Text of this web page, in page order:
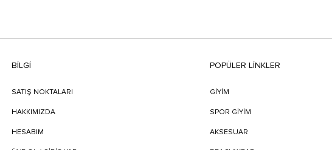
BILGI
SATIŞ NOKTALARI
HAKKIMIZDA
HESABIM
POPÜLER LİNKLER
GİYİM
SPOR GİYİM
AKSESUAR